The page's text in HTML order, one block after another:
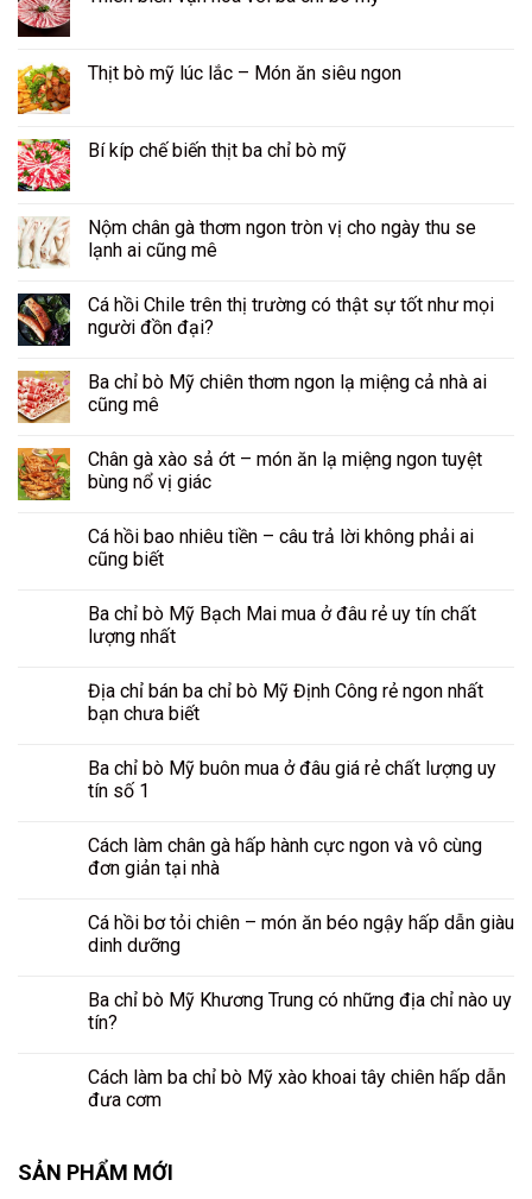
Thịt bò mỹ lúc lắc – Món ăn siêu ngon
Bí kíp chế biến thịt ba chỉ bò mỹ
Nộm chân gà thơm ngon tròn vị cho ngày thu se
lạnh ai cũng mê
Cá hồi Chile trên thị trường có thật sự tốt như mọi
người đồn đại?
Ba chỉ bò Mỹ chiên thơm ngon lạ miệng cả nhà ai
cũng mê
Chân gà xào sả ớt – món ăn lạ miệng ngon tuyệt
bùng nổ vị giác
Cá hồi bao nhiêu tiền – câu trả lời không phải ai
cũng biết
Ba chỉ bò Mỹ Bạch Mai mua ở đâu rẻ uy tín chất
lượng nhất
Địa chỉ bán ba chỉ bò Mỹ Định Công rẻ ngon nhất
bạn chưa biết
Ba chỉ bò Mỹ buôn mua ở đâu giá rẻ chất lượng uy
tín số 1
Cách làm chân gà hấp hành cực ngon và vô cùng
đơn giản tại nhà
Cá hồi bơ tỏi chiên – món ăn béo ngậy hấp dẫn giàu
dinh dưỡng
Ba chỉ bò Mỹ Khương Trung có những địa chỉ nào uy
tín?
Cách làm ba chỉ bò Mỹ xào khoai tây chiên hấp dẫn
đưa cơm
SẢN PHẨM MỚI